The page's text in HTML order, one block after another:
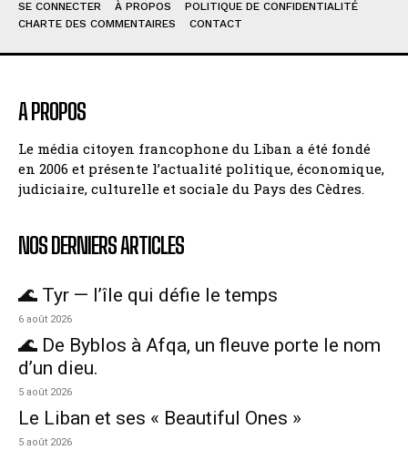
SE CONNECTER À PROPOS
POLITIQUE DE CONFIDENTIALITÉ
CHARTE DES COMMENTAIRES
CONTACT
A PROPOS
Le média citoyen francophone du Liban a été fondé
en 2006 et présente l’actualité politique, économique,
judiciaire, culturelle et sociale du Pays des Cèdres.
NOS DERNIERS ARTICLES
🌊 Tyr — l’île qui défie le temps
6 août 2026
🌊 De Byblos à Afqa, un fleuve porte le nom
d’un dieu.
5 août 2026
Le Liban et ses « Beautiful Ones »
5 août 2026